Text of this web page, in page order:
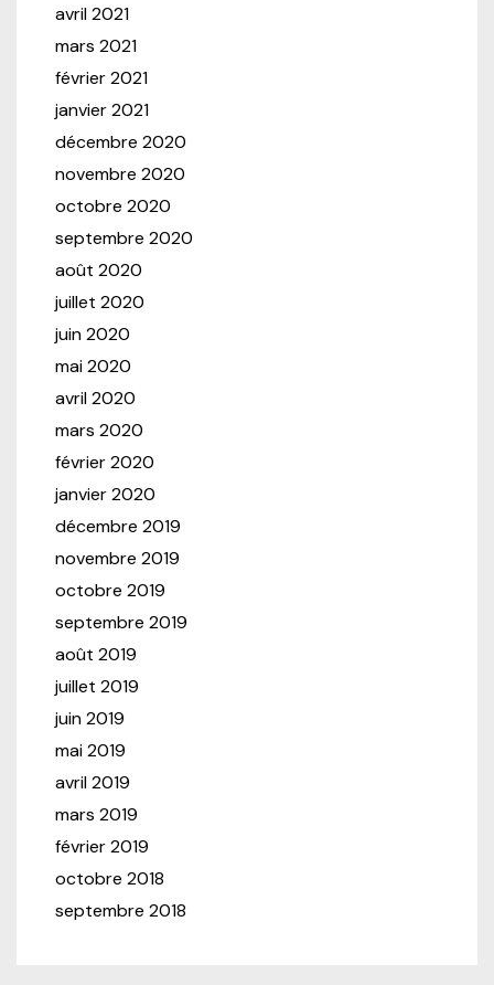
avril 2021
mars 2021
février 2021
janvier 2021
décembre 2020
novembre 2020
octobre 2020
septembre 2020
août 2020
juillet 2020
juin 2020
mai 2020
avril 2020
mars 2020
février 2020
janvier 2020
décembre 2019
novembre 2019
octobre 2019
septembre 2019
août 2019
juillet 2019
juin 2019
mai 2019
avril 2019
mars 2019
février 2019
octobre 2018
septembre 2018